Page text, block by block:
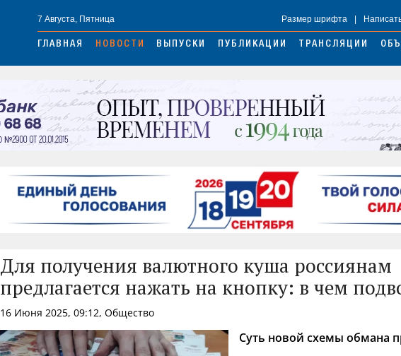
7 Августа, Пятница Размер шрифта
ГЛАВНАЯ НОВОСТИ ВЫПУСКИ ПУБЛИКАЦИИ ТРАНСЛЯЦИИ
Для получения валютного куша россиянам
предлагается нажать на кнопку: в чем
16 Июня 2025, 09:12, Общество
Суть новой схемы обмана